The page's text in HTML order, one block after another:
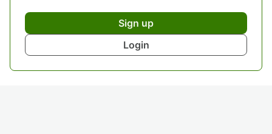
Sign up
Login